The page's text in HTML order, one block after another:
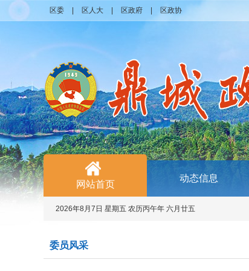
区委 区人大 区政府 区政协
网站首页
动态信息
2026年8月7日 星期五 农历丙午年 六月廿五
委员风采